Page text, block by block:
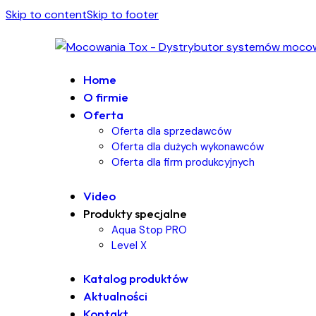
Skip to contentSkip to footer
Home
O firmie
Oferta
Oferta dla sprzedawców
Oferta dla dużych wykonawców
Oferta dla firm produkcyjnych
Video
Produkty specjalne
Aqua Stop PRO
Level X
Katalog produktów
Aktualności